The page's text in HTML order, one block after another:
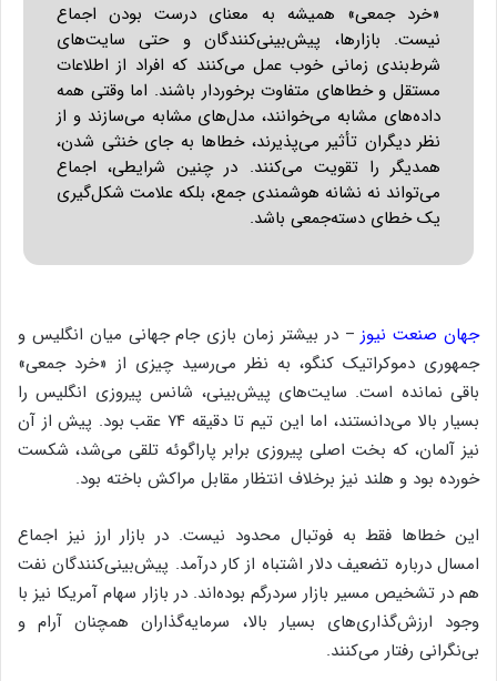
«خرد جمعی» همیشه به معنای درست بودن اجماع
نیست. بازارها، پیش‌بینی‌کنندگان و حتی سایت‌های
شرط‌بندی زمانی خوب عمل می‌کنند که افراد از اطلاعات
مستقل و خطاهای متفاوت برخوردار باشند. اما وقتی همه
داده‌های مشابه می‌خوانند، مدل‌های مشابه می‌سازند و از
نظر دیگران تأثیر می‌پذیرند، خطاها به جای خنثی شدن،
همدیگر را تقویت می‌کنند. در چنین شرایطی، اجماع
می‌تواند نه نشانه هوشمندی جمع، بلکه علامت شکل‌گیری
یک خطای دسته‌جمعی باشد.
جهان صنعت نیوز– در بیشتر زمان بازی جام جهانی میان انگلیس و
جمهوری دموکراتیک کنگو، به نظر می‌رسید چیزی از «خرد جمعی»
باقی نمانده است. سایت‌های پیش‌بینی، شانس پیروزی انگلیس را
بسیار بالا می‌دانستند، اما این تیم تا دقیقه ۷۴ عقب بود. پیش از آن
نیز آلمان، که بخت اصلی پیروزی برابر پاراگوئه تلقی می‌شد، شکست
خورده بود و هلند نیز برخلاف انتظار مقابل مراکش باخته بود.
این خطاها فقط به فوتبال محدود نیست. در بازار ارز نیز اجماع
امسال درباره تضعیف دلار اشتباه از کار درآمد. پیش‌بینی‌کنندگان نفت
هم در تشخیص مسیر بازار سردرگم بوده‌اند. در بازار سهام آمریکا نیز با
وجود ارزش‌گذاری‌های بسیار بالا، سرمایه‌گذاران همچنان آرام و
بی‌نگرانی رفتار می‌کنند.